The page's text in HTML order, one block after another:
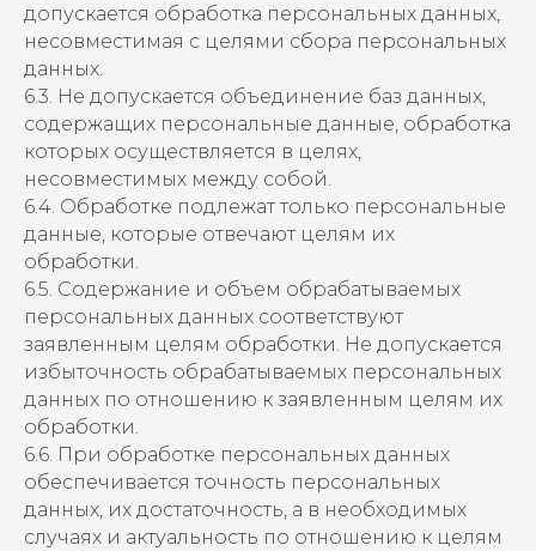
допускается обработка персональных данных,
несовместимая с целями сбора персональных
данных.
6.3. Не допускается объединение баз данных,
содержащих персональные данные, обработка
которых осуществляется в целях,
несовместимых между собой.
6.4. Обработке подлежат только персональные
данные, которые отвечают целям их
обработки.
6.5. Содержание и объем обрабатываемых
персональных данных соответствуют
заявленным целям обработки. Не допускается
избыточность обрабатываемых персональных
данных по отношению к заявленным целям их
обработки.
6.6. При обработке персональных данных
обеспечивается точность персональных
данных, их достаточность, а в необходимых
случаях и актуальность по отношению к целям